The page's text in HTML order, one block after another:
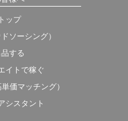
ップ
ソーシング）
する
イトで稼ぐ
価マッチング）
シスタント